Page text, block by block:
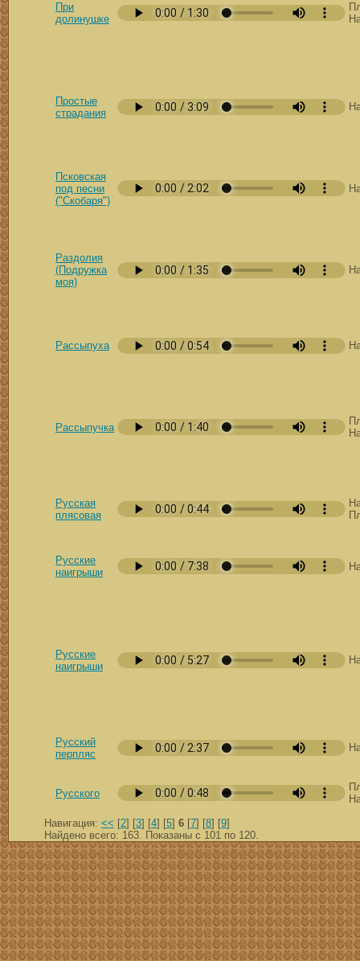
При
долинушке
Простые
страдания
Псковская
под песни
("Скобаря")
Раздолия
(Подружка
моя)
Рассыпуха
Рассыпучка
Русская
плясовая
Русские
наигрыши
Русские
наигрыши
Русский
перпляс
Русского
Навигация: << [2] [3] [4] [5] 6 [7] [8] [9]
Найдено всего: 163. Показаны с 101 по 120.
скачать mp3 бесплатно мп3,Россия,патриот,сохранение традиций,великая страна,история,тексты песен, описание песен, удобный каталог mp3 фольклора Поиск